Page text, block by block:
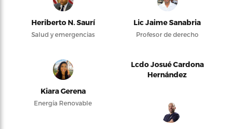
Heriberto N. Saurí
Salud y emergencias
Lic Jaime Sanabria
Profesor de derecho
Kiara Gerena
Energía Renovable
Lcdo Josué Cardona
Hernández